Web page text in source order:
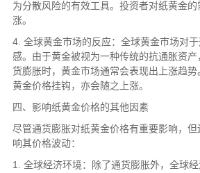
为分散风险的有效工具。投资者对纸黄金
涨。
4. 全球黄金市场的反应：全球黄金市场对
感。由于黄金被视为一种传统的抗通胀资
货膨胀时，黄金市场通常会表现出上涨趋
黄金价格挂钩，亦会随之上涨。
四、影响纸黄金价格的其他因素
尽管通货膨胀对纸黄金价格有重要影响，
响其价格波动：
1. 全球经济环境：除了通货膨胀外，全球